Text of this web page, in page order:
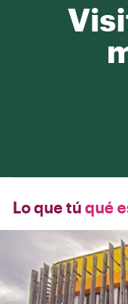
Lo que tú qué